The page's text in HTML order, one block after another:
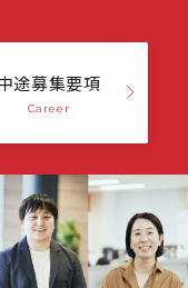
途募集要項
Career